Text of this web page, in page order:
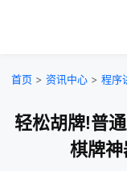
首页 > 资讯中心 > 程序
轻松胡牌!普
棋牌